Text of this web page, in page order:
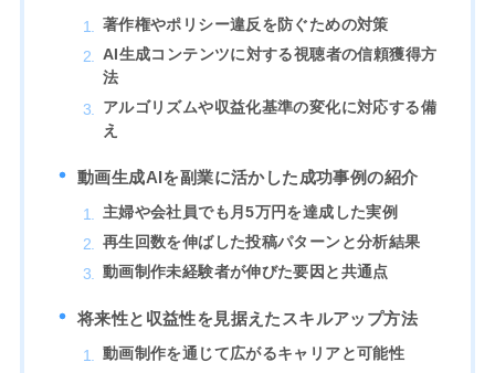
著作権やポリシー違反を防ぐための対策
AI生成コンテンツに対する視聴者の信頼獲得方
法
アルゴリズムや収益化基準の変化に対応する備
え
動画生成AIを副業に活かした成功事例の紹介
主婦や会社員でも月5万円を達成した実例
再生回数を伸ばした投稿パターンと分析結果
動画制作未経験者が伸びた要因と共通点
将来性と収益性を見据えたスキルアップ方法
動画制作を通じて広がるキャリアと可能性